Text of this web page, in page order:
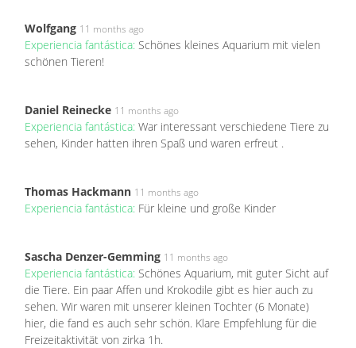
Wolfgang 11 months ago
Experiencia fantástica: Schönes kleines Aquarium mit vielen
schönen Tieren!
Daniel Reinecke 11 months ago
Experiencia fantástica: War interessant verschiedene Tiere zu
sehen, Kinder hatten ihren Spaß und waren erfreut .
Thomas Hackmann 11 months ago
Experiencia fantástica: Für kleine und große Kinder
Sascha Denzer-Gemming 11 months ago
Experiencia fantástica: Schönes Aquarium, mit guter Sicht auf
die Tiere. Ein paar Affen und Krokodile gibt es hier auch zu
sehen. Wir waren mit unserer kleinen Tochter (6 Monate)
hier, die fand es auch sehr schön. Klare Empfehlung für die
Freizeitaktivität von zirka 1h.